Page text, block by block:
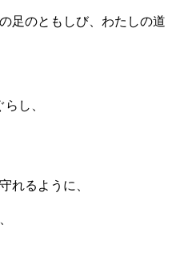
足のともしび、わたしの道
し、
れるように、